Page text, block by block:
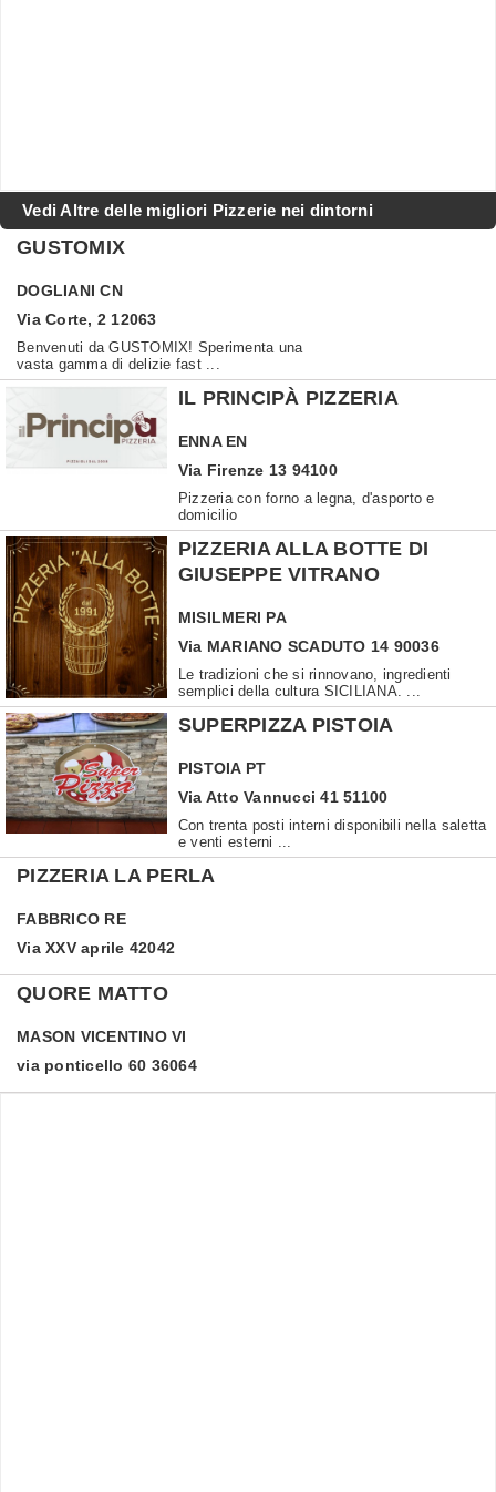
Vedi Altre delle migliori Pizzerie nei dintorni
GUSTOMIX
DOGLIANI CN
Via Corte, 2 12063
Benvenuti da GUSTOMIX! Sperimenta una
vasta gamma di delizie fast ...
IL PRINCIPÀ PIZZERIA
ENNA EN
Via Firenze 13 94100
Pizzeria con forno a legna, d'asporto e
domicilio
PIZZERIA ALLA BOTTE DI
GIUSEPPE VITRANO
MISILMERI PA
Via MARIANO SCADUTO 14 90036
Le tradizioni che si rinnovano, ingredienti
semplici della cultura SICILIANA. ...
SUPERPIZZA PISTOIA
PISTOIA PT
Via Atto Vannucci 41 51100
Con trenta posti interni disponibili nella saletta
e venti esterni ...
PIZZERIA LA PERLA
FABBRICO RE
Via XXV aprile 42042
QUORE MATTO
MASON VICENTINO VI
via ponticello 60 36064